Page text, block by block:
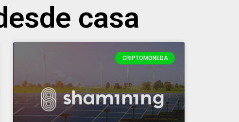
casa
CRIPTOMONEDA